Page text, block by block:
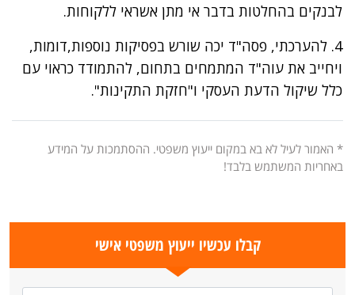
לבנקים בהחלטות בדבר אי מתן אשראי ללקוחות.
4. להערכתי, פסה"ד יכה שורש בפסיקות נוספות,דומות,
ויחייב את עוה"ד המתמחים בתחום, להתמודד כראוי עם
כלל שיקול הדעת העסקי ו"חזקת התקינות".
* האמור לעיל לא בא במקום ייעוץ משפטי. ההסתמכות על המידע
באחריות המשתמש בלבד!
קבלו עכשיו ייעוץ משפטי אישי